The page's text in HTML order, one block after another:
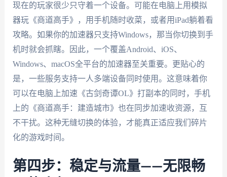
现在的玩家很少只守着一个设备。可能在电脑上用模拟
器玩《商道高手》，用手机随时收菜，或者用iPad躺着看
攻略。如果你的加速器只支持Windows，那当你切换到手
机时就会抓瞎。因此，一个覆盖Android、iOS、
Windows、macOS全平台的加速器至关重要。更贴心的
是，一些服务支持一人多端设备同时使用。这意味着你
可以在电脑上加速《古剑奇谭OL》打副本的同时，手机
上的《商道高手：建造城市》也在同步加速收资源，互
不干扰。这种无缝切换的体验，才能真正适应我们碎片
化的游戏时间。
第四步：稳定与流量——无限畅